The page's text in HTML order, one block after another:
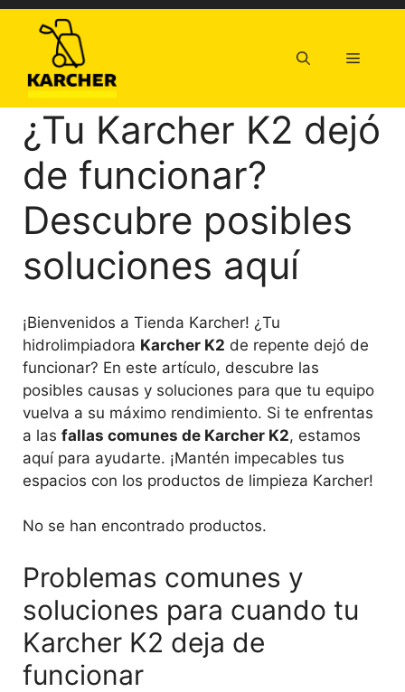
Saltar
contenido
Menú
¿Tu Karcher K2 dejó
de funcionar?
Descubre posibles
soluciones aquí
¡Bienvenidos a Tienda Karcher! ¿Tu
hidrolimpiadora Karcher K2 de repente dejó de
funcionar? En este artículo, descubre las
posibles causas y soluciones para que tu equipo
vuelva a su máximo rendimiento. Si te enfrentas
a las fallas comunes de Karcher K2, estamos
aquí para ayudarte. ¡Mantén impecables tus
espacios con los productos de limpieza Karcher!
No se han encontrado productos.
Problemas comunes y
soluciones para cuando tu
Karcher K2 deja de
funcionar